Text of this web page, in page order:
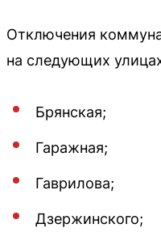
Отключения
на следующих
Брянская;
Гаражная;
Гаврилова;
Дзержинского;